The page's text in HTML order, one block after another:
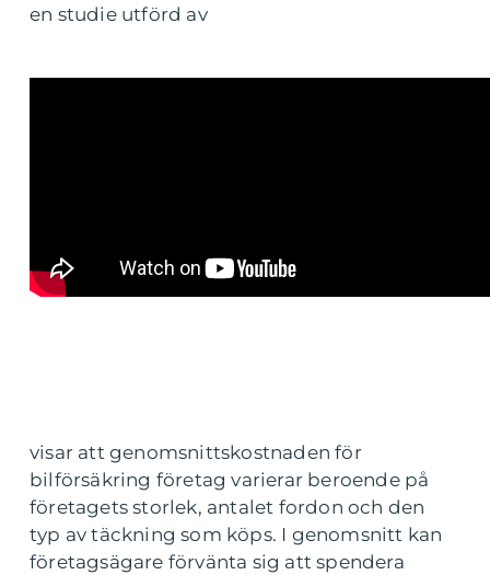
en studie utförd av
visar att genomsnittskostnaden för
bilförsäkring företag varierar beroende på
företagets storlek, antalet fordon och den
typ av täckning som köps. I genomsnitt kan
företagsägare förvänta sig att spendera